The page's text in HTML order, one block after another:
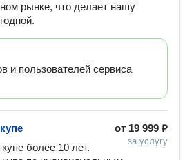
рынке, что делает нашу
и пользователей сервиса
от 19 999 ₽
за услугу
более 10 лет.